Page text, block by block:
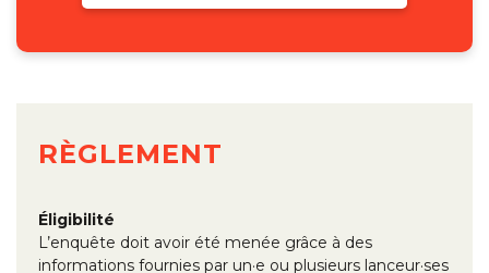
RÈGLEMENT
Éligibilité
L’enquête doit avoir été menée grâce à des
informations fournies par un·e ou plusieurs lanceur·ses